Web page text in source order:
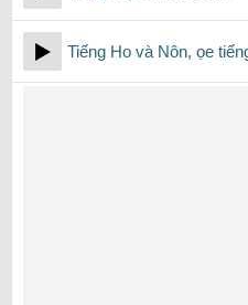
Tiếng Ho và Nôn, ọe